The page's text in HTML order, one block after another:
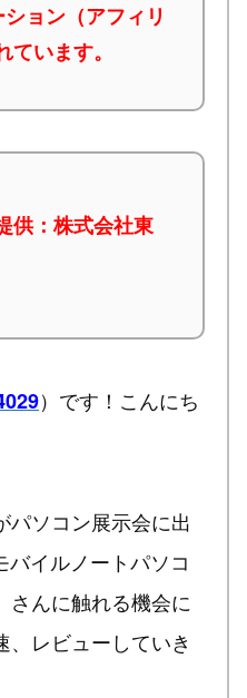
ョン（アフィリ
います。
供：株式会社東
）です！こんにち
パソコン展示会に出
バイルノートパソコ
さんに触れる機会に
レビューしていき